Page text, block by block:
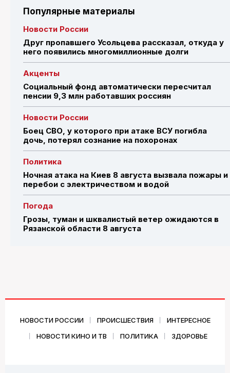
Популярные материалы
Новости России
Друг пропавшего Усольцева рассказал, откуда у
него появились многомиллионные долги
Акценты
Социальный фонд автоматически пересчитал
пенсии 9,3 млн работавших россиян
Новости России
Боец СВО, у которого при атаке ВСУ погибла
дочь, потерял сознание на похоронах
Политика
Ночная атака на Киев 8 августа вызвала пожары и
перебои с электричеством и водой
Погода
Грозы, туман и шквалистый ветер ожидаются в
Рязанской области 8 августа
НОВОСТИ РОССИИ ПРОИСШЕСТВИЯ
ИНТЕРЕСНОЕ
НОВОСТИ КИНО И ТВ
ПОЛИТИКА ЗДОРОВЬЕ